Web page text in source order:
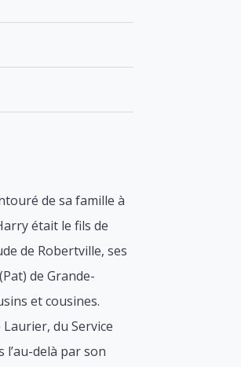
de sa famille à
était le fils de
de Robertville, ses
de Grande-
et cousines.
du Service
delà par son